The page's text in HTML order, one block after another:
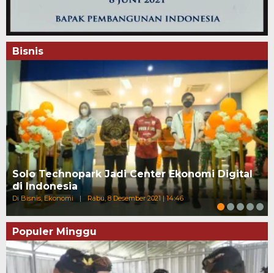
Bisnis
Solo Technopark Jadi Center Ekonomi Digital
di Indonesia
Di Bisnis, Ekonomi | Rabu, 8 Desember 2021 | 14:46
Populer Minggu